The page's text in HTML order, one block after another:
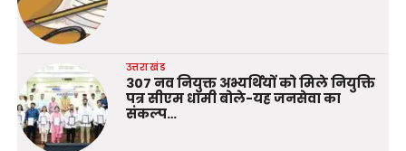
उत्तराखंड
307 नव नियुक्त अभ्यर्थियों को मिले नियुक्ति
पत्र सीएम धामी बोले-यह जनसेवा का
संकल्प…